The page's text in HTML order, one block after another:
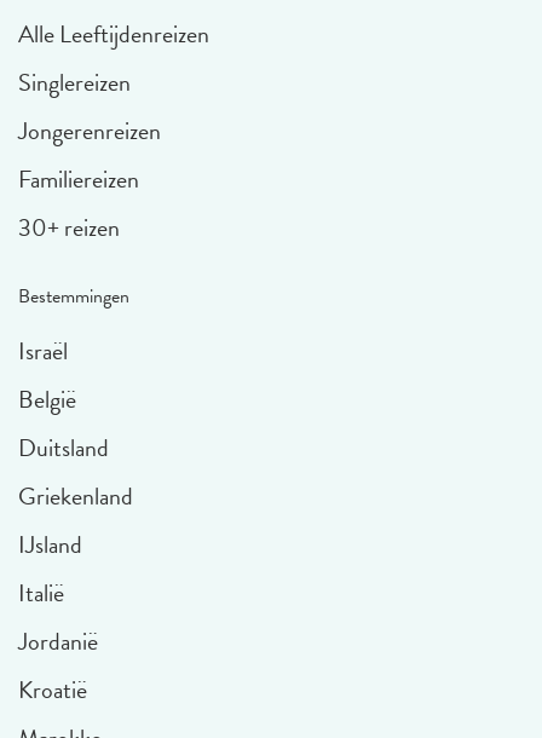
Alle Leeftijdenreizen
Singlereizen
Jongerenreizen
Familiereizen
30+ reizen
Bestemmingen
Israël
België
Duitsland
Griekenland
IJsland
Italië
Jordanië
Kroatië